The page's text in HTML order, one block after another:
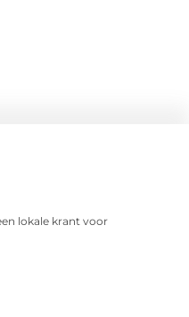
lokale krant voor